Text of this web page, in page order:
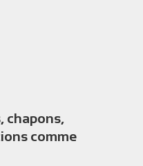
chapons,
comme